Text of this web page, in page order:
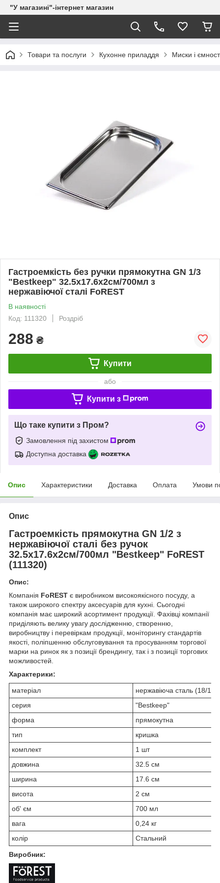
"У магазині"-інтернет магазин
Товари та послуги Кухонне приладдя Миски і
Гастроемкість без ручки прямокутна GN 1/3
"Bestkeep" 32.5х17.6х2см/700мл з
нержавіючої сталі FoREST
В наявності
Код: 111320
Роздріб
288 ₴
Купити
або
Купити з
Що таке купити з Пром?
Замовлення під захистом
Доступна доставка
Опис Характеристики Доставка Оплата Умови
Опис
Гастроемкість прямокутна GN 1/2 з
нержавіючої сталі без ручок
32.5х17.6х2см/700мл "Bestkeep" FoREST
(111320)
Опис:
Компанія FoREST є виробником високоякісного посуду, а
також широкого спектру аксесуарів для кухні. Сьогодні
компанія має широкий асортимент продукції. Фахівці компанії
приділяють велику увагу дослідженню, створенню,
виробництву і перевіркам продукції, моніторингу стандартів
якості, поліпшенню обслуговування та просуванням торгової
марки на ринок як з позиції брендингу, так і з позиції торгових
можливостей.
Характерики:
матеріал
нержавіюча сталь (18/10)
серия
"Bestkeep"
форма
прямокутна
тип
кришка
комплект
1 шт
довжина
32.5 см
ширина
17.6 см
висота
2 см
об' єм
700 мл
вага
0,24 кг
колір
Стальний
Виробник: